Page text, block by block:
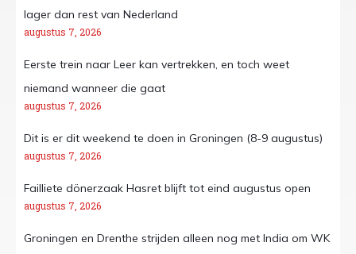
lager dan rest van Nederland
augustus 7, 2026
Eerste trein naar Leer kan vertrekken, en toch weet
niemand wanneer die gaat
augustus 7, 2026
Dit is er dit weekend te doen in Groningen (8-9 augustus)
augustus 7, 2026
Failliete dönerzaak Hasret blijft tot eind augustus open
augustus 7, 2026
Groningen en Drenthe strijden alleen nog met India om WK